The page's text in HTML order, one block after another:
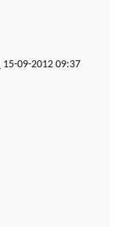
15-09-2012 09:37